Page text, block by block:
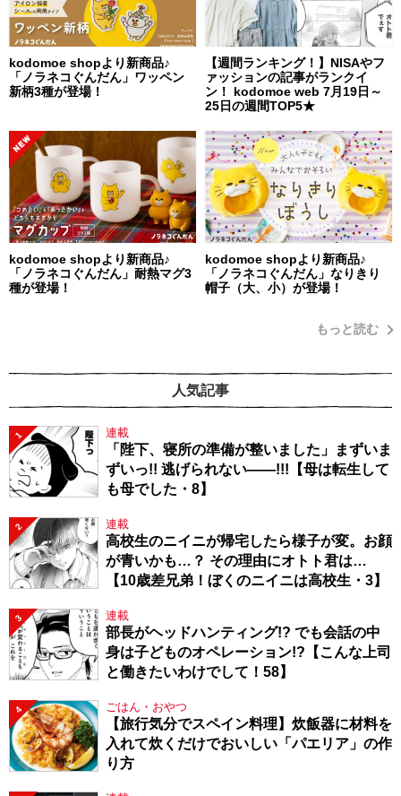
kodomoe shopより新商品♪
「ノラネコぐんだん」ワッペン
新柄3種が登場！
【週間ランキング！】NISAやフ
ァッションの記事がランクイ
ン！ kodomoe web 7月19日～
25日の週間TOP5★
kodomoe shopより新商品♪
「ノラネコぐんだん」耐熱マグ3
種が登場！
kodomoe shopより新商品♪
「ノラネコぐんだん」なりきり
帽子（大、小）が登場！
もっと読む
人気記事
1 連載
「陛下、寝所の準備が整いました」まずいま
ずいっ!! 逃げられない――!!!【母は転生して
も母でした・8】
2 連載
高校生のニイニが帰宅したら様子が変。お顔
が青いかも…？ その理由にオトト君は…
【10歳差兄弟！ぼくのニイニは高校生・3】
3 連載
部長がヘッドハンティング!? でも会話の中
身は子どものオペレーション!?【こんな上司
と働きたいわけでして！58】
4 ごはん・おやつ
【旅行気分でスペイン料理】炊飯器に材料を
入れて炊くだけでおいしい「パエリア」の作
り方